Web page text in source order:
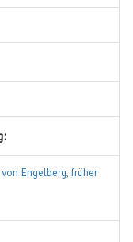
Engelberg, früher